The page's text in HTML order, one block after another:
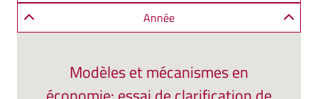
Année
Modèles et mécanismes en